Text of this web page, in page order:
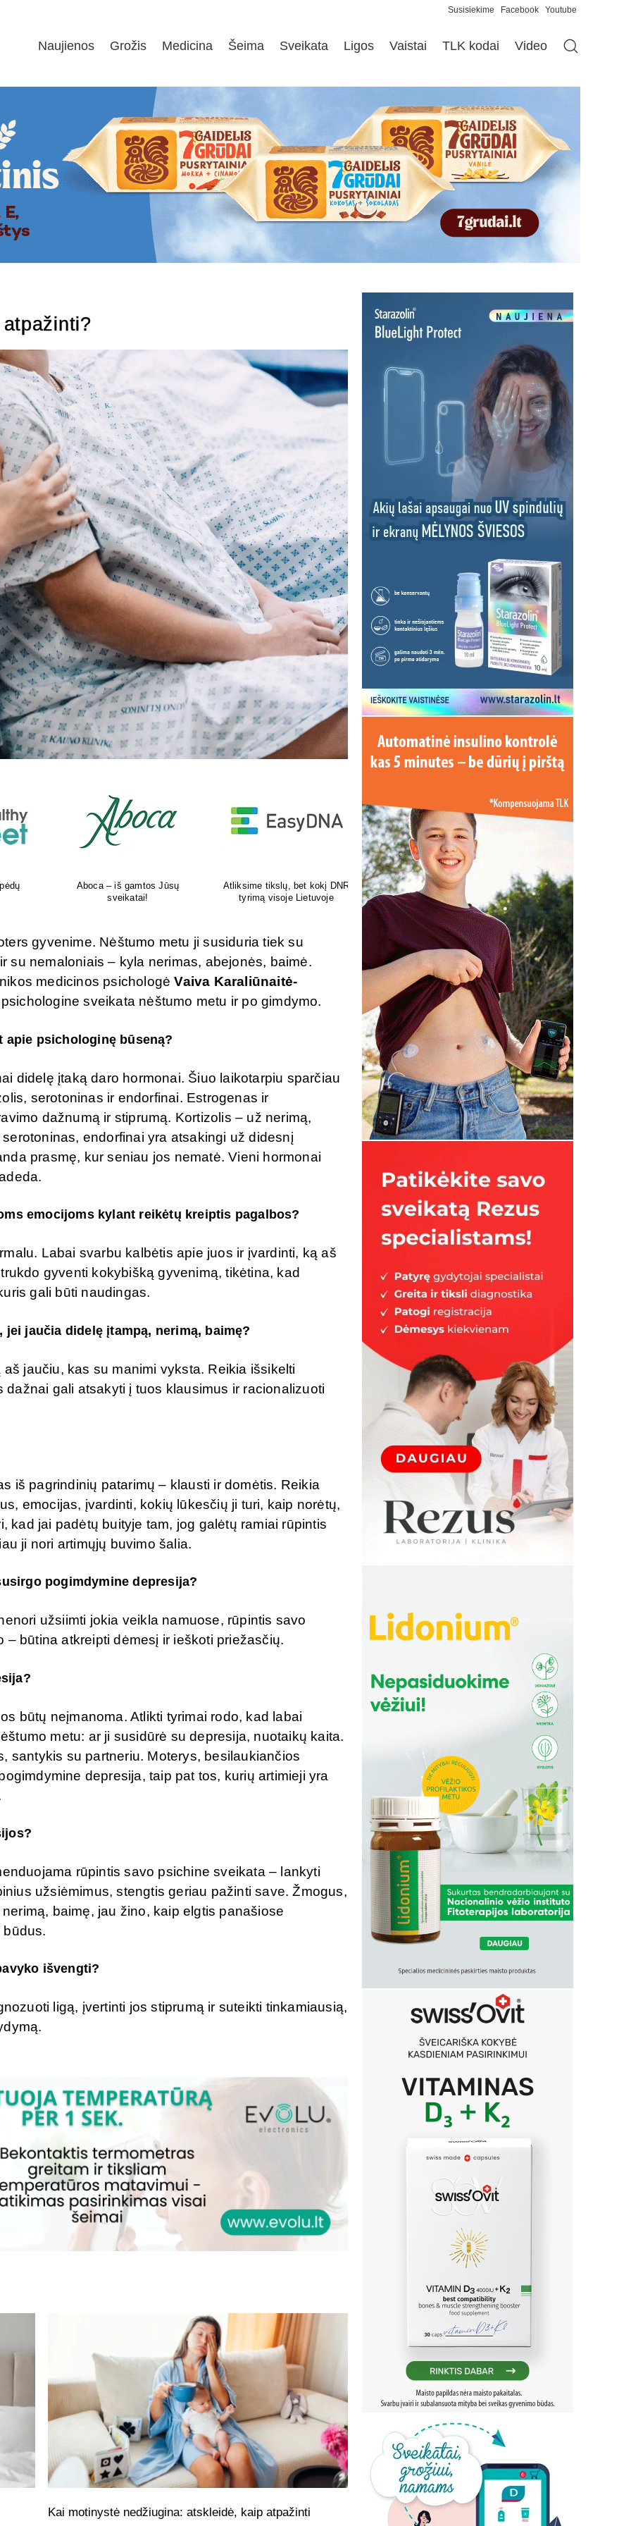
Susisiekime Facebook Youtube
Naujienos Grožis Medicina Šeima Sveikata Ligos Vaistai TLK kodai Video
DNR
Šiuolaikiška vaikų sveikatos
priežiūros įstaiga
Tikras vasaros kvapas ir skonis
tavo delne
Pasirūpinkite savo pėdų
sveikata
gyvenime. Nėštumo metu ji susiduria tiek su
su nemaloniais – kyla nerimas, abejonės, baimė.
medicinos psichologėVaiva Karaliūnaitė-
sveikata nėštumo metu ir po gimdymo.
psichologinę būseną?
didelę įtaką daro hormonai. Šiuo laikotarpiu sparčiau
serotoninas ir endorfinai. Estrogenas ir
dažnumą ir stiprumą. Kortizolis – už nerimą,
endorfinai yra atsakingi už didesnį
prasmę, kur seniau jos nematė. Vieni hormonai
emocijoms kylant reikėtų kreiptis pagalbos?
Labai svarbu kalbėtis apie juos ir įvardinti, ką aš
gyventi kokybišką gyvenimą, tikėtina, kad
gali būti naudingas.
jaučia didelę įtampą, nerimą, baimę?
jaučiu, kas su manimi vyksta. Reikia išsikelti
gali atsakyti į tuos klausimus ir racionalizuoti
iš pagrindinių patarimų – klausti ir domėtis. Reikia
emocijas, įvardinti, kokių lūkesčių ji turi, kaip norėtų,
kad jai padėtų buityje tam, jog galėtų ramiai rūpintis
ji nori artimųjų buvimo šalia.
pogimdymine depresija?
užsiimti jokia veikla namuose, rūpintis savo
būtina atkreipti dėmesį ir ieškoti priežasčių.
būtų neįmanoma. Atlikti tyrimai rodo, kad labai
metu: ar ji susidūrė su depresija, nuotaikų kaita.
santykis su partneriu. Moterys, besilaukiančios
depresija, taip pat tos, kurių artimieji yra
rūpintis savo psichine sveikata – lankyti
užsiėmimus, stengtis geriau pažinti save. Žmogus,
baimę, jau žino, kaip elgtis panašiose
išvengti?
ligą, įvertinti jos stiprumą ir suteikti tinkamiausią,
Kai motinystė nedžiugina: atskleidė, kaip atpažinti